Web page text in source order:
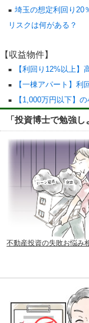
埼玉の想定利回り20
リスクは何がある？
【収益物件】
【利回り12%以上】
【一棟アパート】利
【1,000万円以下】
「投資博士で勉強
不動産投資の失敗お悩み